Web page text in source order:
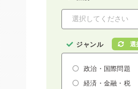
ジャンル
政治・国際問題
経済・金融・税